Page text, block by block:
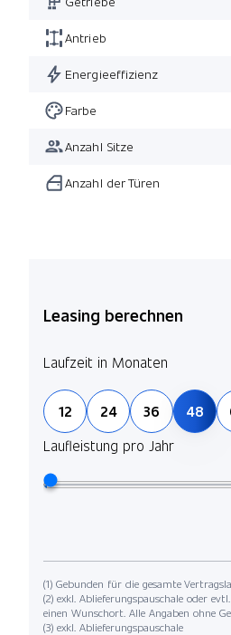
Antrieb
Energieeffizienz
Farbe
Anzahl Sitze
Anzahl der Türen
Leasing berechnen
Laufzeit in Monaten
12 24 36 48
Laufleistung pro Jahr
(1) Gebunden für die gesamte
(2) exkl. Ablieferungspauschale oder
einen Wunschort. Alle Angaben ohne
(3) exkl. Ablieferungspauschale